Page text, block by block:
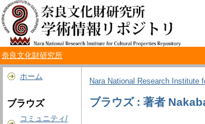
奈良文化財研究所
ホーム
ブラウズ
コミュニティ/
Nara National Research Institute
ブラウズ : 著者